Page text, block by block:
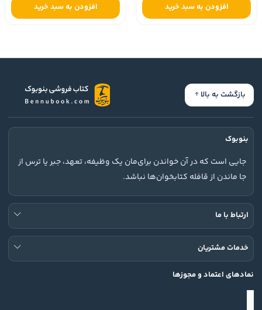
افزودن به سبد خرید افزودن به سبد خرید
بازگشت به بالا
بنوبوک
جایی است که در آن خواندن برای‌مان یک وظیفه، تعهد، جبر یا ترس از
جا ماندن از قافله کتابخوان‌ها نباشد.
ارتباط با ما
خدمات مشتریان
نمادهای اعتماد و مجوزها